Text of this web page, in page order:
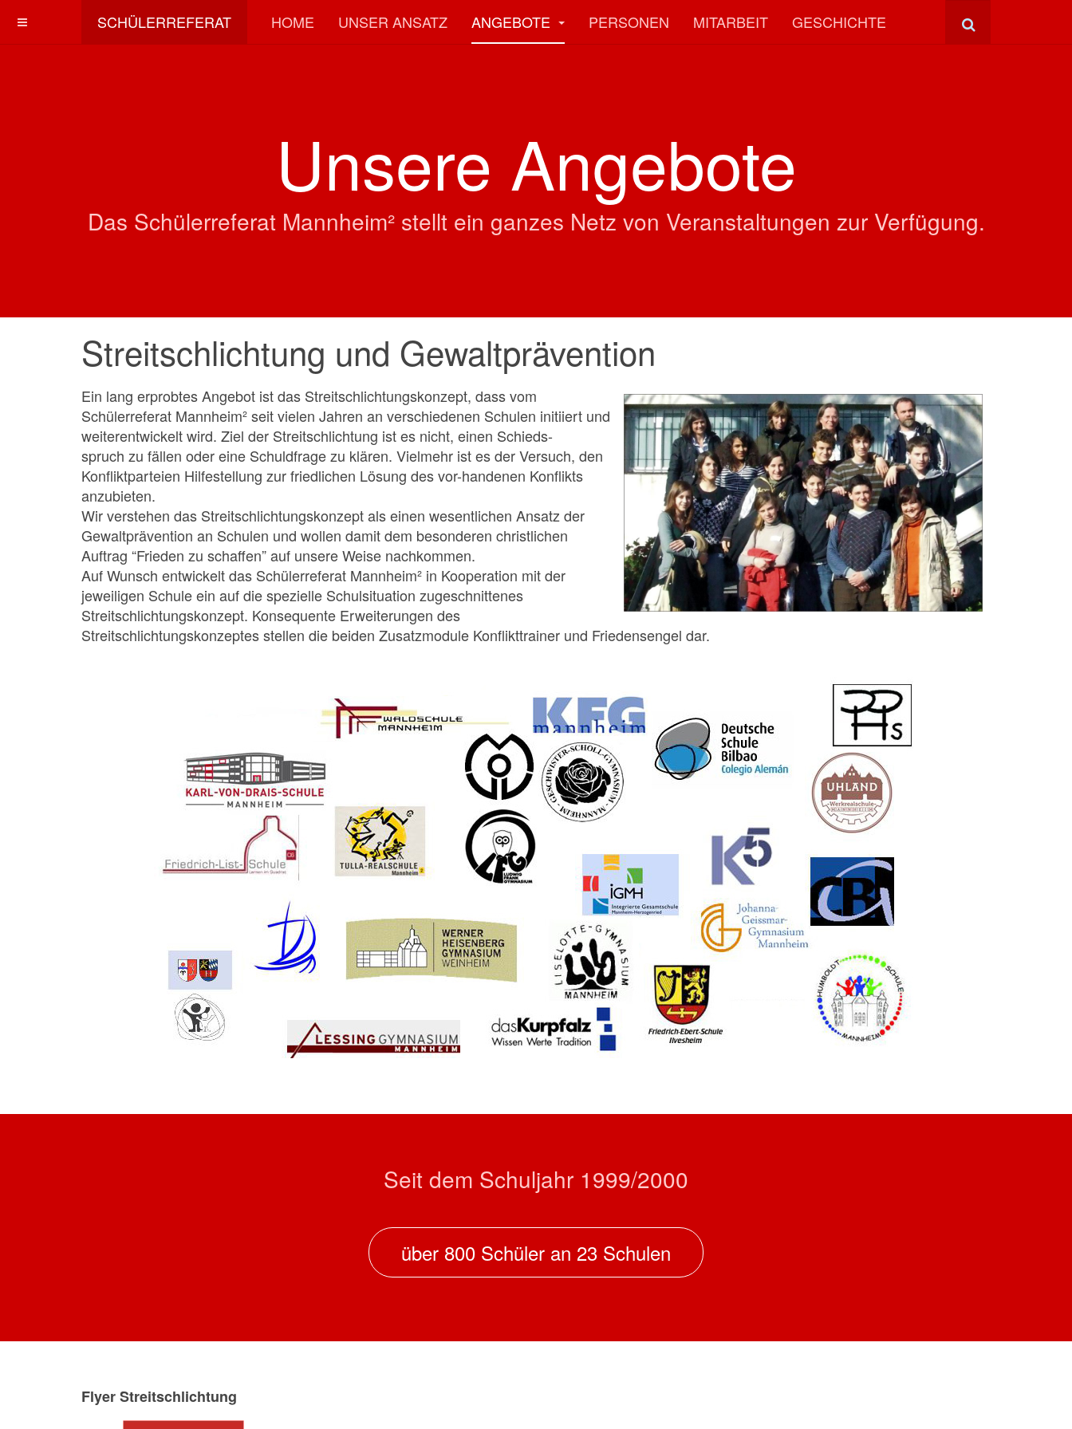
SCHÜLERREFERAT HOME UNSER ANSATZ ANGEBOTE PERSONEN MITARBEIT GESCHICHTE
Unsere Angebote
Das Schülerreferat Mannheim² stellt ein ganzes Netz von Veranstaltungen zur Verfügung.
Streitschlichtung und Gewaltprävention
Ein lang erprobtes Angebot ist das Streitschlichtungskonzept, dass vom
Schülerreferat Mannheim² seit vielen Jahren an verschiedenen Schulen initiiert und
weiterentwickelt wird. Ziel der Streitschlichtung ist es nicht, einen Schieds-
spruch zu fällen oder eine Schuldfrage zu klären. Vielmehr ist es der Versuch, den
Konfliktparteien Hilfestellung zur friedlichen Lösung des vor-handenen Konflikts
anzubieten.
Wir verstehen das Streitschlichtungskonzept als einen wesentlichen Ansatz der
Gewaltprävention an Schulen und wollen damit dem besonderen christlichen
Auftrag “Frieden zu schaffen” auf unsere Weise nachkommen.
Auf Wunsch entwickelt das Schülerreferat Mannheim² in Kooperation mit der
jeweiligen Schule ein auf die spezielle Schulsituation zugeschnittenes
Streitschlichtungskonzept. Konsequente Erweiterungen des
Streitschlichtungskonzeptes stellen die beiden Zusatzmodule Konflikttrainer und Friedensengel dar.
Seit dem Schuljahr 1999/2000
über 800 Schüler an 23 Schulen
Flyer Streitschlichtung